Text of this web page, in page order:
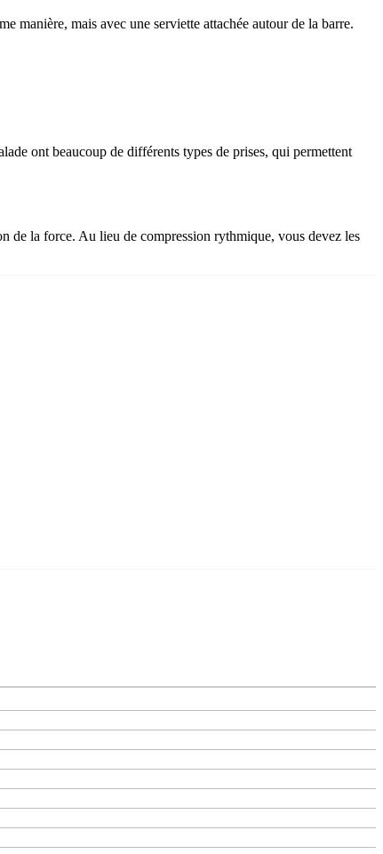
manière, mais avec une serviette attachée autour de la barre.
ont beaucoup de différents types de prises, qui permettent
de la force. Au lieu de compression rythmique, vous devez les